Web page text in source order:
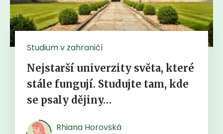
Studium v zahraničí
Nejstarší univerzity světa, které
stále fungují. Studujte tam, kde
se psaly dějiny…
Rhiana Horovská